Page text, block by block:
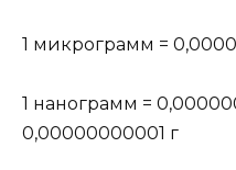
1 микрограмм =
1 нанограмм =
0,00000000001 г